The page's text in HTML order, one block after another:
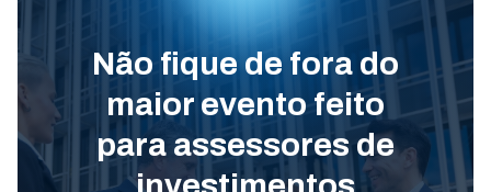
Não fique de fora do
maior evento feito
para assessores de